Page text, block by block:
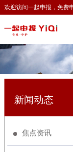
欢迎访问一起申报，免费
新闻动态
焦点资讯